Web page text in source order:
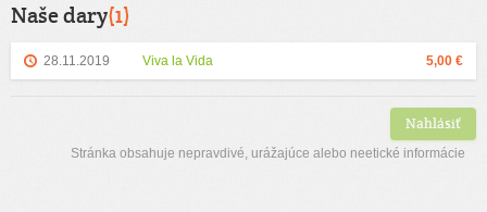
Naše dary(1)
28.11.2019 Viva la Vida 5,00 €
Nahlásiť
Stránka obsahuje nepravdivé, urážajúce alebo neetické informácie